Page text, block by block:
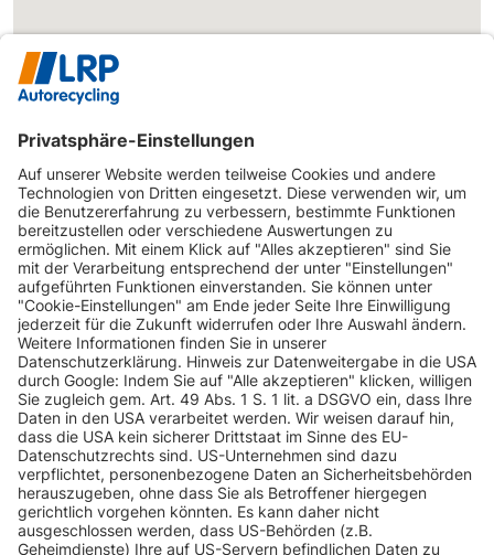
INFORMATIONEN
KUNDENSERVICE
INFORMATIONEN
ZAHLUNGSARTEN